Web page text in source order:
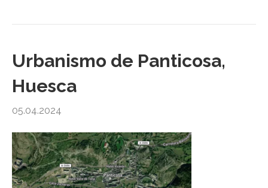
Urbanismo de Panticosa,
Huesca
05.04.2024